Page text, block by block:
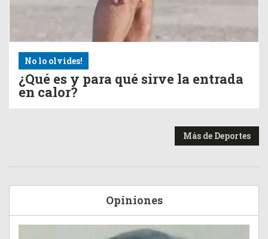
No lo olvides!
¿Qué es y para qué sirve la entrada
en calor?
Más de Deportes
Opiniones